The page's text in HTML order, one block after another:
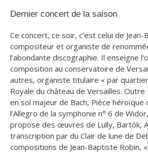
Dernier concert de la saison
Ce concert, ce soir, c’est celui de
compositeur et organiste de
l’abondante discographie. Il enseigne
composition au conservatoire de
autres, organiste titulaire « par
Royale du château de Versailles.
en sol majeur de Bach, Pièce héroïque
l’Allegro de la symphonie n° 6 de
propose des œuvres de Lully, Bartók,
transcription par du Clair de lune de
compositions de Jean-Baptiste Robin,